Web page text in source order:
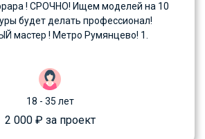
! СРОЧНО! Ищем моделей на 10
будет делать профессионал!
мастер ! Метро Румянцево! 1.
18 - 35 лет
2 000 ₽ за проект